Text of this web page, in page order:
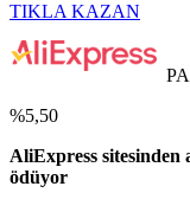
TIKLA KAZAN
%5,50
AliExpress sitesinden
ödüyor